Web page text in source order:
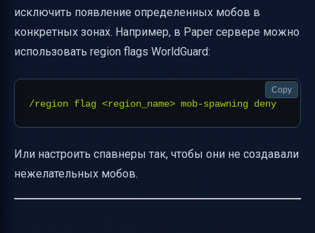
исключить появление определенных мобов в
конкретных зонах. Например, в Paper сервере можно
использовать region flags WorldGuard:
Copy
Или настроить спавнеры так, чтобы они не создавали
нежелательных мобов.